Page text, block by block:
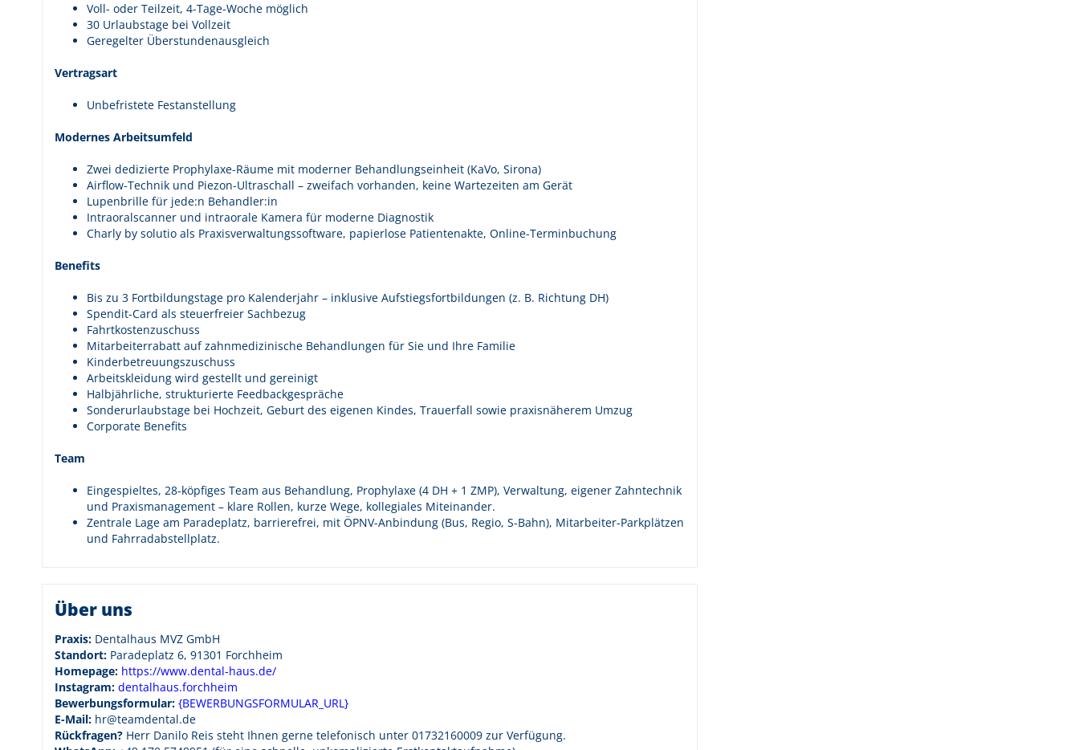
Voll- oder Teilzeit, 4-Tage-Woche möglich
30 Urlaubstage bei Vollzeit
Geregelter Überstundenausgleich
Vertragsart
Unbefristete Festanstellung
Modernes Arbeitsumfeld
Zwei dedizierte Prophylaxe-Räume mit moderner Behandlungseinheit (KaVo, Sirona)
Airflow-Technik und Piezon-Ultraschall – zweifach vorhanden, keine Wartezeiten am Gerät
Lupenbrille für jede:n Behandler:in
Intraoralscanner und intraorale Kamera für moderne Diagnostik
Charly by solutio als Praxisverwaltungssoftware, papierlose Patientenakte, Online-Terminbuchung
Benefits
Bis zu 3 Fortbildungstage pro Kalenderjahr – inklusive Aufstiegsfortbildungen (z. B. Richtung DH)
Spendit-Card als steuerfreier Sachbezug
Fahrtkostenzuschuss
Mitarbeiterrabatt auf zahnmedizinische Behandlungen für Sie und Ihre Familie
Kinderbetreuungszuschuss
Arbeitskleidung wird gestellt und gereinigt
Halbjährliche, strukturierte Feedbackgespräche
Sonderurlaubstage bei Hochzeit, Geburt des eigenen Kindes, Trauerfall sowie praxisnäherem Umzug
Corporate Benefits
Team
Eingespieltes, 28-köpfiges Team aus Behandlung, Prophylaxe (4 DH + 1 ZMP), Verwaltung, eigener Zahntechnik
und Praxismanagement – klare Rollen, kurze Wege, kollegiales Miteinander.
Zentrale Lage am Paradeplatz, barrierefrei, mit ÖPNV-Anbindung (Bus, Regio, S-Bahn), Mitarbeiter-Parkplätzen
und Fahrradabstellplatz.
Über uns
Praxis: Dentalhaus MVZ GmbH
Standort: Paradeplatz 6, 91301 Forchheim
Homepage: https://www.dental-haus.de/
Instagram: dentalhaus.forchheim
Bewerbungsformular: {BEWERBUNGSFORMULAR_URL}
E-Mail: hr@teamdental.de
Rückfragen? Herr Danilo Reis steht Ihnen gerne telefonisch unter 01732160009 zur Verfügung.